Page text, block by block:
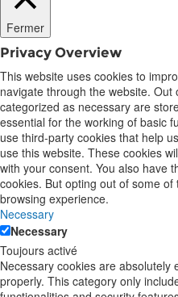
Fermer
Privacy Overview
This website uses cookies to
navigate through the website.
categorized as necessary are
essential for the working of basic
use third-party cookies that help
use this website. These cookies
with your consent. You also have
cookies. But opting out of some
browsing experience.
Necessary
Necessary
Toujours activé
Necessary cookies are absolutely
properly. This category only